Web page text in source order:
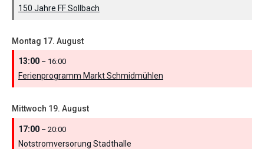
150 Jahre FF Sollbach
Montag 17. August
13:00 – 16:00
Ferienprogramm Markt Schmidmühlen
Mittwoch 19. August
17:00 – 20:00
Notstromversorung Stadthalle